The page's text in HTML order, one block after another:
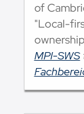
of
"Local-
MPI-SWS